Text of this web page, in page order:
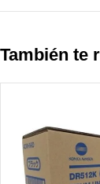
También te